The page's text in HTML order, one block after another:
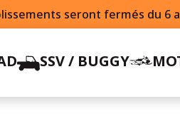
seront fermés du 6
SSV / BUGGY